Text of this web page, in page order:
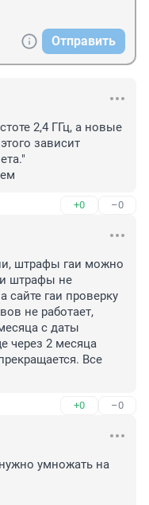
Отправить
2,4 ГГц, а новые
зависит
+0 –0
штрафы гаи можно
штрафы не
сайте гаи проверку
не работает,
с даты
через 2 месяца
Все
+0 –0
умножать на